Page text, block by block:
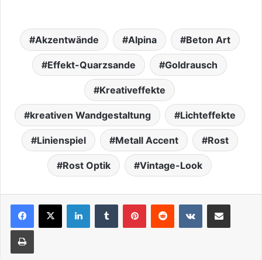
Akzentwände Alpina Beton Art
Effekt-Quarzsande Goldrausch
Kreativeffekte
kreativen Wandgestaltung Lichteffekte
Linienspiel Metall Accent Rost
Rost Optik Vintage-Look